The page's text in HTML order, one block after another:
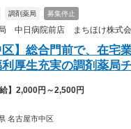
調剤薬局 募集停止
中日病院前店 まちほけ株式会
区】総合門前で、在宅
厚生充実の調剤薬局
給】2,000円～2,500円
名古屋市中区